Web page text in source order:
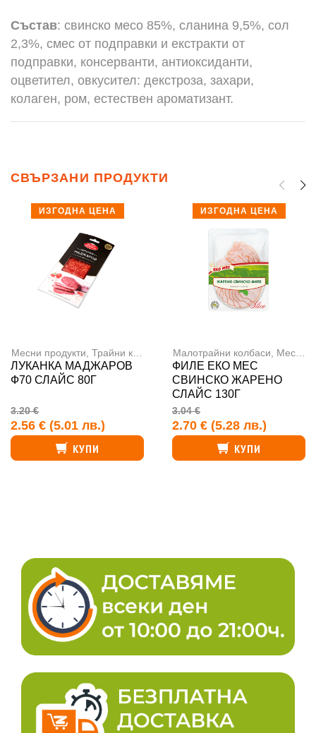
Състав: свинско месо 85%, сланина 9,5%, сол
2,3%, смес от подправки и екстракти от
подправки, консерванти, антиоксиданти,
оцветител, овкусител: декстроза, захари,
колаген, ром, естествен ароматизант.
СВЪРЗАНИ ПРОДУКТИ
ИЗГОДНА ЦЕНА
Месни продукти Трайни колбаси
ЛУКАНКА МАДЖАРОВ
Ф70 СЛАЙС 80Г
3.20 €
2.56 € (5.01 лв.)
КУПИ
ИЗГОДНА ЦЕНА
Малотрайни колбаси Месни продукти
ФИЛЕ ЕКО МЕС
СВИНСКО ЖАРЕНО
СЛАЙС 130Г
3.04 €
2.70 € (5.28 лв.)
КУПИ